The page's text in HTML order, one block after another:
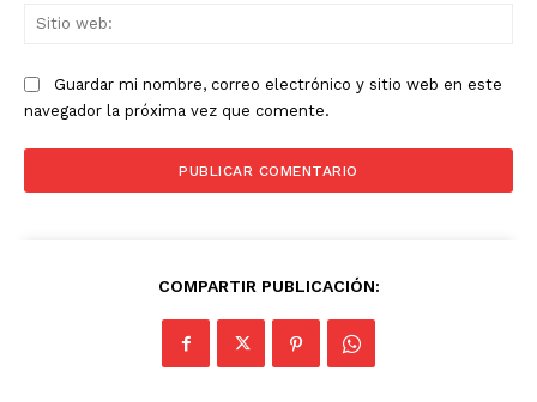
Guardar mi nombre, correo electrónico y sitio web en este
navegador la próxima vez que comente.
COMPARTIR PUBLICACIÓN: